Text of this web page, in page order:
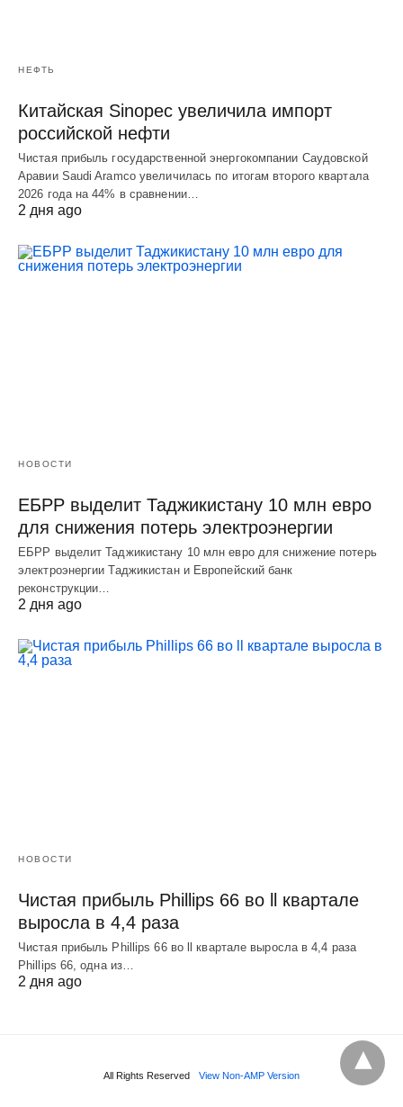
НЕФТЬ
Китайская Sinopec увеличила импорт
российской нефти
Чистая прибыль государственной энергокомпании Саудовской
Аравии Saudi Aramco увеличилась по итогам второго квартала
2026 года на 44% в сравнении…
2 дня ago
НОВОСТИ
ЕБРР выделит Таджикистану 10 млн евро
для снижения потерь электроэнергии
ЕБРР выделит Таджикистану 10 млн евро для снижение потерь
электроэнергии Таджикистан и Европейский банк
реконструкции…
2 дня ago
НОВОСТИ
Чистая прибыль Phillips 66 во ll квартале
выросла в 4,4 раза
Чистая прибыль Phillips 66 во ll квартале выросла в 4,4 раза
Phillips 66, одна из…
2 дня ago
All Rights Reserved View Non-AMP Version